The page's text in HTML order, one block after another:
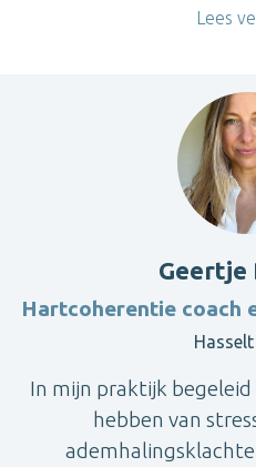
Lees
Geertje
Hartcoherentie coach
In mijn praktijk
hebben van